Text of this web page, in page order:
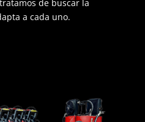
de buscar la
a cada uno.